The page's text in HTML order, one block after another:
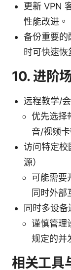
更新 VPN
性能改进。
备份重要的
时可快速恢
10. 进阶
远程教学/
优先选择
音/视频卡
访问特定校
源）
可能需要
同时外部
同时多设备
谨慎管理
规定的并
相关工具